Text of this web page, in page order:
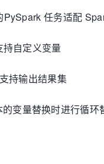
PySpark 任务适配
自定义变量
持输出结果集
变量替换时进行循环